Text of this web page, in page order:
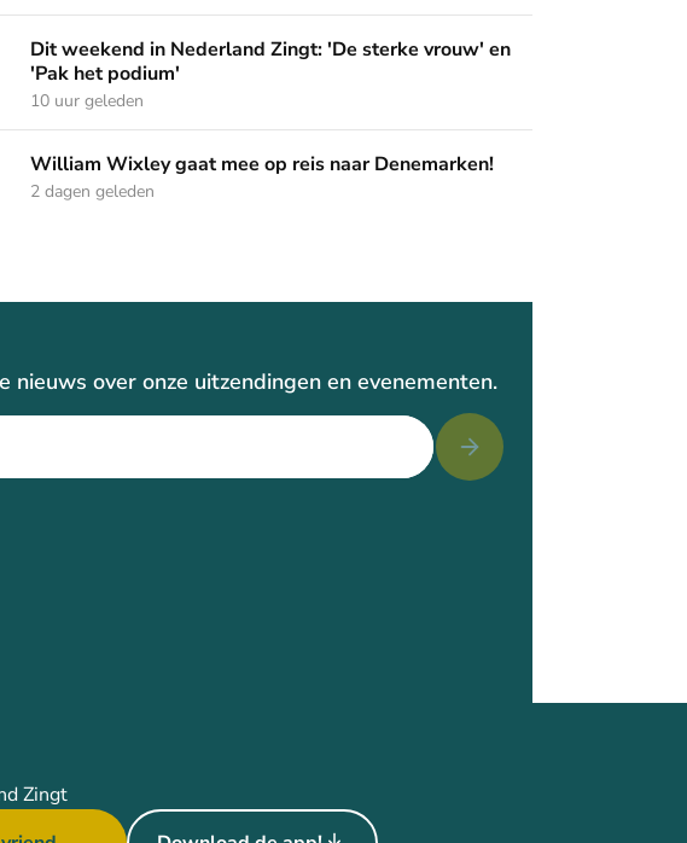
in Nederland Zingt: 'De sterke vrouw' en 'Pak het podium'
Dit weekend in Nederland Zingt: 'De sterke vrouw' en
'Pak het podium'
10 uur geleden
gaat mee op reis naar Denemarken!
William Wixley gaat mee op reis naar Denemarken!
2 dagen geleden
over onze uitzendingen en evenementen.
Zingt